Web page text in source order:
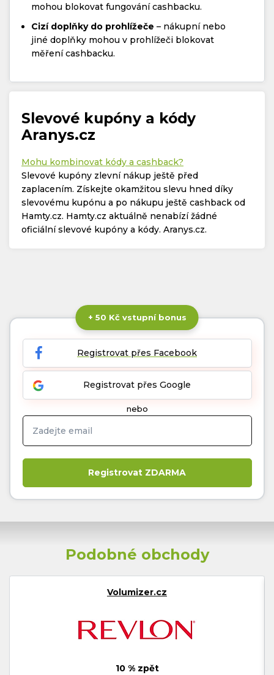
mohou blokovat fungování cashbacku.
Cizí doplňky do prohlížeče – nákupní nebo
jiné doplňky mohou v prohlížeči blokovat
měření cashbacku.
Slevové kupóny a kódy
Aranys.cz
Mohu kombinovat kódy a cashback?
Slevové kupóny zlevní nákup ještě před
zaplacením. Získejte okamžitou slevu hned díky
slevovému kupónu a po nákupu ještě cashback od
Hamty.cz. Hamty.cz aktuálně nenabízí žádné
oficiální slevové kupóny a kódy. Aranys.cz.
+ 50 Kč vstupní bonus
Registrovat přes Facebook
Registrovat přes Google
nebo
Podobné obchody
Volumizer.cz
10 % zpět